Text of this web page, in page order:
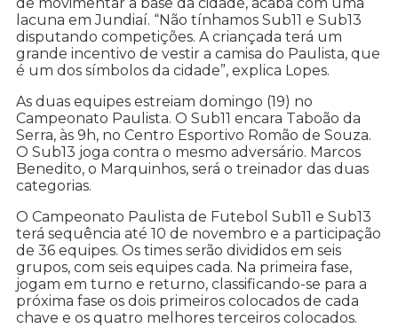
lacuna em Jundiaí. “Não tínhamos Sub11 e Sub13
disputando competições. A criançada terá um
grande incentivo de vestir a camisa do Paulista, que
é um dos símbolos da cidade”, explica Lopes.
As duas equipes estreiam domingo (19) no
Campeonato Paulista. O Sub11 encara Taboão da
Serra, às 9h, no Centro Esportivo Romão de Souza.
O Sub13 joga contra o mesmo adversário. Marcos
Benedito, o Marquinhos, será o treinador das duas
categorias.
O Campeonato Paulista de Futebol Sub11 e Sub13
terá sequência até 10 de novembro e a participação
de 36 equipes. Os times serão divididos em seis
grupos, com seis equipes cada. Na primeira fase,
jogam em turno e returno, classificando-se para a
próxima fase os dois primeiros colocados de cada
chave e os quatro melhores terceiros colocados.